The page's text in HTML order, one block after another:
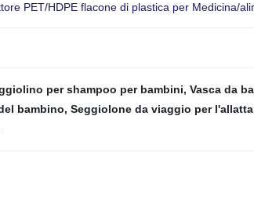
PET/HDPE flacone di plastica per Medicina/
per shampoo per bambini, Vasca da
bambino, Seggiolone da viaggio per